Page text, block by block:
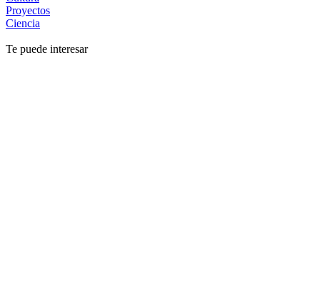
Proyectos
Ciencia
Te puede interesar